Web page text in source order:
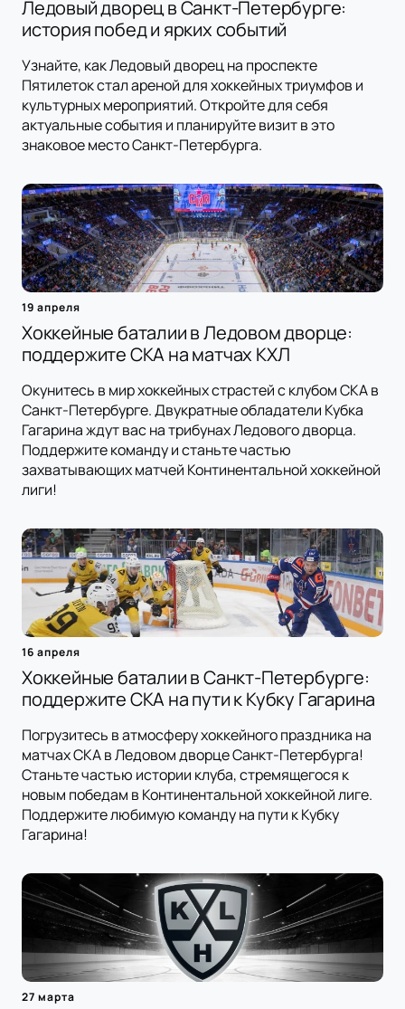
Ледовый дворец в Санкт-Петербурге:
история побед и ярких событий
Узнайте, как Ледовый дворец на проспекте
Пятилеток стал ареной для хоккейных триумфов и
культурных мероприятий. Откройте для себя
актуальные события и планируйте визит в это
знаковое место Санкт-Петербурга.
19 апреля
Хоккейные баталии в Ледовом дворце:
поддержите СКА на матчах КХЛ
Окунитесь в мир хоккейных страстей с клубом СКА в
Санкт-Петербурге. Двукратные обладатели Кубка
Гагарина ждут вас на трибунах Ледового дворца.
Поддержите команду и станьте частью
захватывающих матчей Континентальной хоккейной
лиги!
16 апреля
Хоккейные баталии в Санкт-Петербурге:
поддержите СКА на пути к Кубку Гагарина
Погрузитесь в атмосферу хоккейного праздника на
матчах СКА в Ледовом дворце Санкт-Петербурга!
Станьте частью истории клуба, стремящегося к
новым победам в Континентальной хоккейной лиге.
Поддержите любимую команду на пути к Кубку
Гагарина!
27 марта